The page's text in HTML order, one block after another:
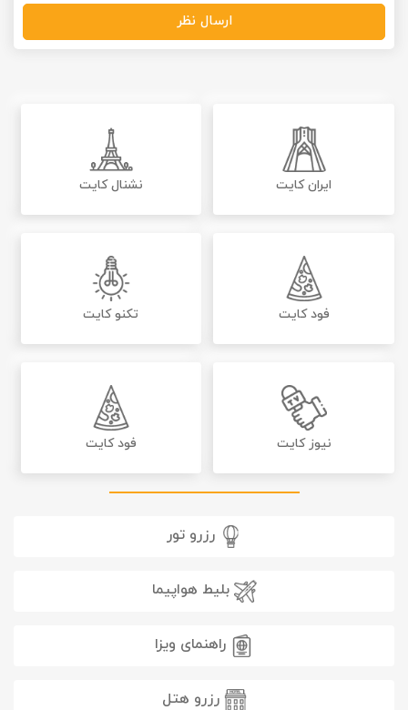
ارسال نظر
ایران کایت نشنال کایت
فود کایت تکنو کایت
نیوز کایت فود کایت
رزرو تور
بلیط هواپیما
راهنمای ویزا
رزرو هتل